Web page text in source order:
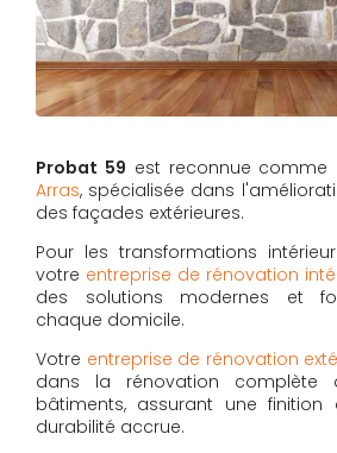
Probat 59 est reconnue
Arras, spécialisée dans
des façades extérieures.
Pour les transformations
votre entreprise de rénovation
des solutions modernes et
chaque domicile.
Votre entreprise de rénovation
dans la rénovation complète
bâtiments, assurant une
durabilité accrue.